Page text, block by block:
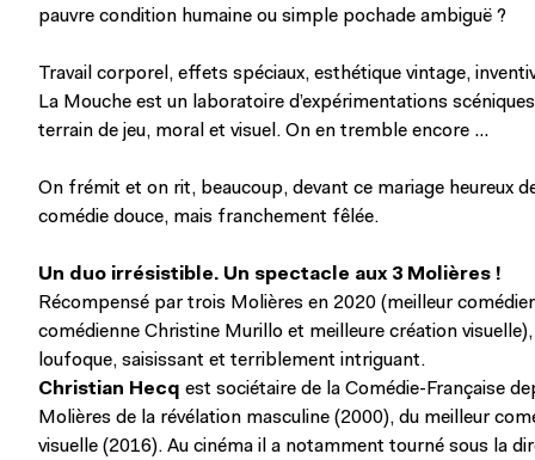
pauvre condition humaine ou simple pochade ambiguë ?
Travail corporel, effets spéciaux, esthétique vintage,
La Mouche est un laboratoire d’expérimentations
terrain de jeu, moral et visuel. On en tremble encore …
On frémit et on rit, beaucoup, devant ce mariage heureux
comédie douce, mais franchement fêlée.
Un duo irrésistible. Un spectacle aux 3 Molières !
Récompensé par trois Molières en 2020 (meilleur
comédienne Christine Murillo et meilleure création
loufoque, saisissant et terriblement intriguant.
Christian Hecq est sociétaire de la Comédie-Française
Molières de la révélation masculine (2000), du meilleur
visuelle (2016). Au cinéma il a notamment tourné sous la